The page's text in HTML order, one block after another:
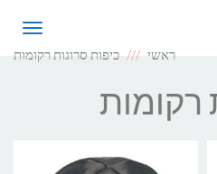
ראשי כיפות סרוגות רקומות
רקומות